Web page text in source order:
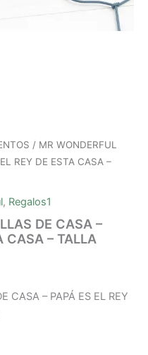
/ MR WONDERFUL
REY DE ESTA CASA –
, Regalos1
DE CASA –
CASA – TALLA
CASA – PAPÁ ES EL REY